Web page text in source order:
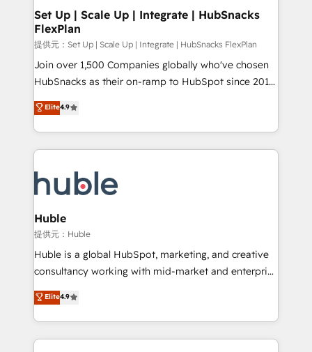
Award 🏆2020 Elite Solutions Partner 🏆2019
Integrations HubSpot Impact Award 🏆2019
Marketing Enablement HubSpot Impact Award 🏆
2018 Website Design HubSpot Impact Award 🏆2017
Website Design HubSpot Impact Award 🏆2016
Sales Enablement HubSpot Impact Award 🏆2015
Growth-Driven Design Agency of the Year 🏆2015
COS Design Award 🏆2013 HubSpot Marketplace
Provider of the Year 🏆2011 Became a HubSpot
Partner 📆Founded in 1997
Set Up | Scale Up | Integrate | HubSnacks
FlexPlan
提供元：Set Up | Scale Up | Integrate | HubSnacks FlexPlan
Join over 1,500 Companies globally who've chosen
HubSnacks as their on-ramp to HubSpot since 2014
Simple pay-as-you-go plans that accelerate value...
1️⃣ Set Up | Onboarding New or Check-fixing existing
HubSpot portals 2️⃣ Scale Up | 100% HubSpot Task
Execution... Global 24/7 ... All Experts 3️⃣ Integrate |
Slash months from your API Integration project... ⬅️
Click "Contact Business" ⬅️ to access 150+ Kickstart
Integration templates that put HubSpot in the center
of your tech stack, syncing... 🛍️ Shopify or
WooCommerce 💲 Stripe or Paypal 💰 Sage or
Netsuite 🤖 Google or Microsoft ✍️ DocuSign or
the rare Advanced "Custom Integrations"
Accreditation, securely sync data across... 🔄 any
Elite4.9
Huble
提供元：Huble
Huble is a global HubSpot, marketing, and creative
consultancy working with mid-market and enterprise
businesses. We go beyond implementation, shaping
the strategy, processes, and teams that turn
HubSpot into a genuine growth engine. Named
HubSpot's Global Partner of the Year in 2024,
Elite4.9